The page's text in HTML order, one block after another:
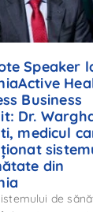
Speaker
Business
Dr.
medicul
din
de